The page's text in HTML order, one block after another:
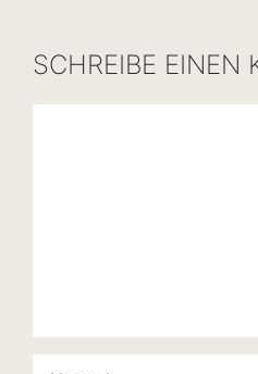
SCHREIBE EINEN